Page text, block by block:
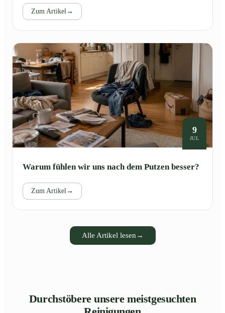
Zum Artikel →
9
JUL
Warum fühlen wir uns nach dem Putzen besser?
Zum Artikel →
Alle Artikel lesen →
Durchstöbere unsere meistgesuchten